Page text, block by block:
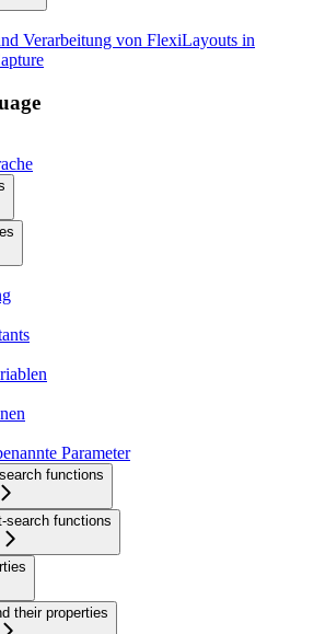
Verarbeitung von FlexiLayouts in
Parameter
functions
search functions
their properties